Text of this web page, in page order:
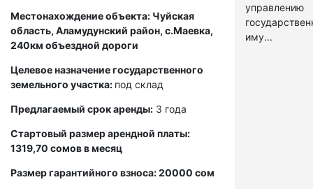
Местонахождение объекта: Чуйская
область, Аламудунский район, с.Маевка,
240км объездной дороги
Целевое назначение государственного
земельного участка: под склад
Предлагаемый срок аренды: 3 года
Стартовый размер арендной платы:
1319,70 сомов в месяц
Размер гарантийного взноса: 20000 сом
управлению
иму...